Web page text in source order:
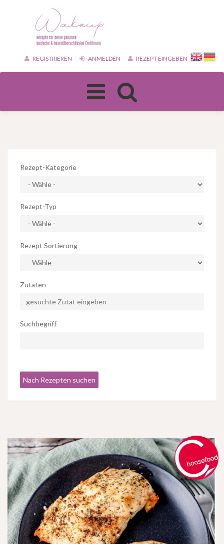
REGISTRIEREN ANMELDEN REZEPT EINGEBEN
Toggle
navigation
Rezept-Kategorie
Rezept-Typ
Rezept Sortierung
Zutaten
Suchbegriff
Nach Rezepten suchen